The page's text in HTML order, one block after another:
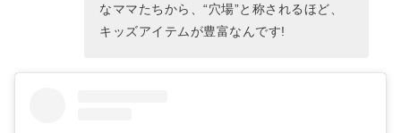
なママたちから、“穴場”と称されるほど、
キッズアイテムが豊富なんです!